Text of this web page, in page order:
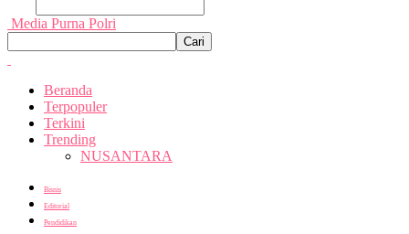
Media Purna Polri
Beranda
Terpopuler
Terkini
Trending
NUSANTARA
Bisnis
Editorial
Pendidikan